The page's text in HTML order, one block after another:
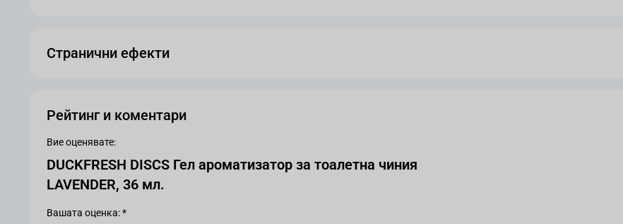
Странични ефекти
Рейтинг и коментари
Вие оценявате:
DUCKFRESH DISCS Гел ароматизатор за тоалетна чиния
LAVENDER, 36 мл.
Вашата оценка: *